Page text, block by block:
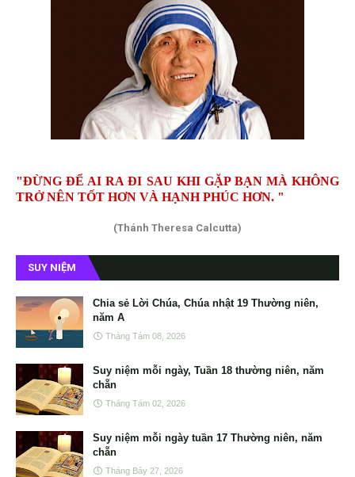
"ĐỪNG ĐỂ AI RA ĐI SAU KHI GẶP BẠN MÀ KHÔNG
TRỞ NÊN TỐT HƠN VÀ HẠNH PHÚC HƠN. "
(Thánh Theresa Calcutta)
SUY NIỆM
Chia sẻ Lời Chúa, Chúa nhật 19 Thường niên,
năm A
Tháng Tám 08, 2026
Suy niệm mỗi ngày, Tuần 18 thường niên, năm
chẵn
Tháng Tám 02, 2026
Suy niệm mỗi ngày tuần 17 Thường niên, năm
chẵn
Tháng Bảy 27, 2026